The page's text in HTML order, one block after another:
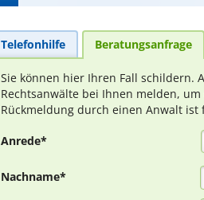
Telefonhilfe Beratungsanfrage
Sie können hier Ihren Fall schildern.
Rechtsanwälte bei Ihnen melden,
Rückmeldung durch einen Anwalt ist
Anrede*
Nachname*